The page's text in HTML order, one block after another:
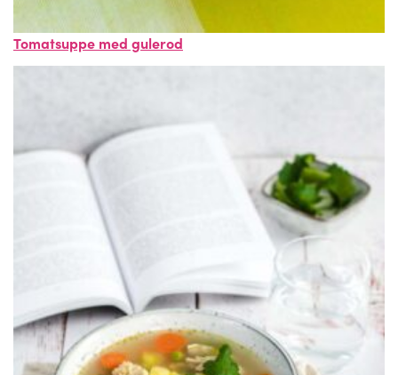
Tomatsuppe med gulerod